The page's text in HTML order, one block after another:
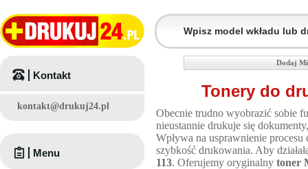
Dodaj
Tonery do
Obecnie trudno wyobrazić sobie
nieustannie drukuje się
Wpływa na usprawnienie
szybkość drukowania. Aby
113. Oferujemy oryginalny toner
Kontakt
kontakt@drukuj24.pl
Menu